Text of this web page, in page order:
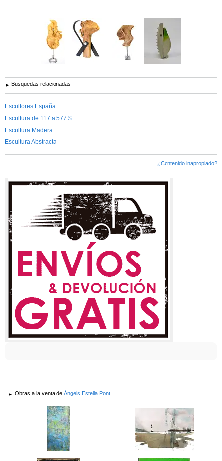
Busquedas relacionadas
Escultores España
Escultura de 117 a 577 $
Escultura Madera
Escultura Abstracta
¿Contenido inapropiado?
Obras a la venta de Àngels Estella Pont